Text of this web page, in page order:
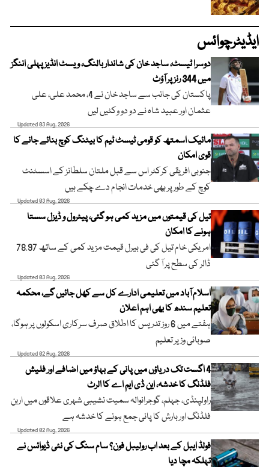
ایڈیٹرچوائس
دوسرا ٹیسٹ، ساجد خان کی شاندار بالنگ، ویسٹ انڈیز پہلی اننگز
میں 344 رنز پر آؤٹ
پاکستان کی جانب سے ساجد خان نے 4، محمد علی، علی
عثمان اور عبید شاہ نے دو دو وکٹیں لیں
Updated 03 Aug, 2026
مائیک اسمتھ کو قومی ٹیسٹ ٹیم کا بیٹنگ کوچ بنائے جانے کا
قوی امکان
جنوبی افریقی کرکٹر اس سے قبل ملتان سلطانز کے اسسٹنٹ
کوچ کے طور پر بھی خدمات انجام دے چکے ہیں
Updated 03 Aug, 2026
تیل کی قیمتوں میں مزید کمی ہو گئی، پیٹرول و ڈیزل سستا
ہونے کا امکان
امریکی خام تیل کی فی بیرل قیمت مزید کمی کے ساتھ 78.97
ڈالر کی سطح پر آ گئی
Updated 03 Aug, 2026
اسلام آباد میں تعلیمی ادارے کل سے کھل جائیں گے، محکمہ
تعلیم سندھ کا بھی اہم اعلان
ہفتے میں 6 روز تدریس کا اطلاق صرف سرکاری اسکولوں پر ہوگا،
صوبائی وزیر تعلیم
Updated 02 Aug, 2026
4 اگست تک دریاؤں میں پانی کے بہاؤ میں اضافے اور فلیش
فلڈنگ کا خدشہ، این ڈی ایم اے کا الرٹ
راولپنڈی، جہلم، گوجرانوالہ سمیت نشیبی شہری علاقوں میں اربن
فلڈنگ اور بارش کا پانی جمع ہونے کا خدشہ ہے
Updated 02 Aug, 2026
فولڈ ایبل کے بعد اب رولیبل فون؟ سام سنگ کی نئی ڈیوائس نے
تہلکہ مچا دیا